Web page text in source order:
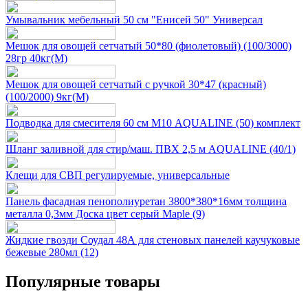
Умывальник мебельный 50 см "Енисей 50" Универсал
Мешок для овощей сетчатый 50*80 (фиолетовый) (100/3000)
28гр 40кг(М)
Мешок для овощей сетчатый с ручкой 30*47 (красный)
(100/2000) 9кг(М)
Подводка для смесителя 60 см М10 AQUALINE (50) комплект
Шланг заливной для стир/маш. ПВХ 2,5 м AQUALINE (40/1)
Клещи для СВП регулируемые, универсальные
Панель фасадная пенополиуретан 3800*380*16мм толщина
металла 0,3мм Доска цвет серый Maple (9)
Жидкие гвозди Соудал 48А для стеновых панелей каучуковые
бежевые 280мл (12)
Популярные товары